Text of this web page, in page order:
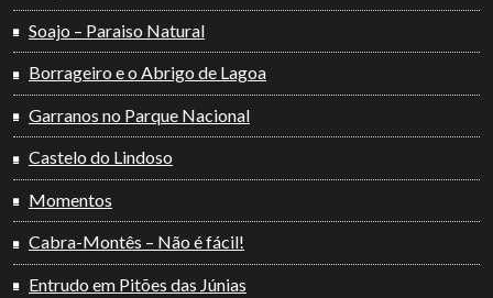
Soajo – Paraiso Natural
Borrageiro e o Abrigo de Lagoa
Garranos no Parque Nacional
Castelo do Lindoso
Momentos
Cabra-Montês – Não é fácil!
Entrudo em Pitões das Júnias